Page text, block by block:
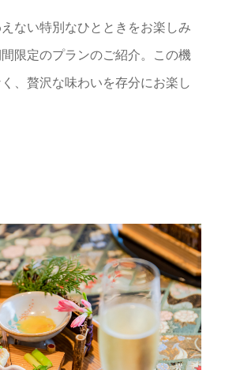
ない特別なひとときをお楽しみ
限定のプランのご紹介。この機
、贅沢な味わいを存分にお楽し